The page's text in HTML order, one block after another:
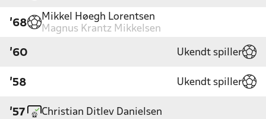
'68
Mikkel Høegh Lorentsen
Magnus Krantz Mikkelsen
'60 Ukendt spiller
'58 Ukendt spiller
'57 Christian Ditlev Danielsen